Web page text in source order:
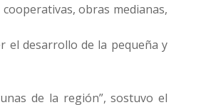
obras medianas,
el desarrollo de la pequeña y
de la región”, sostuvo el